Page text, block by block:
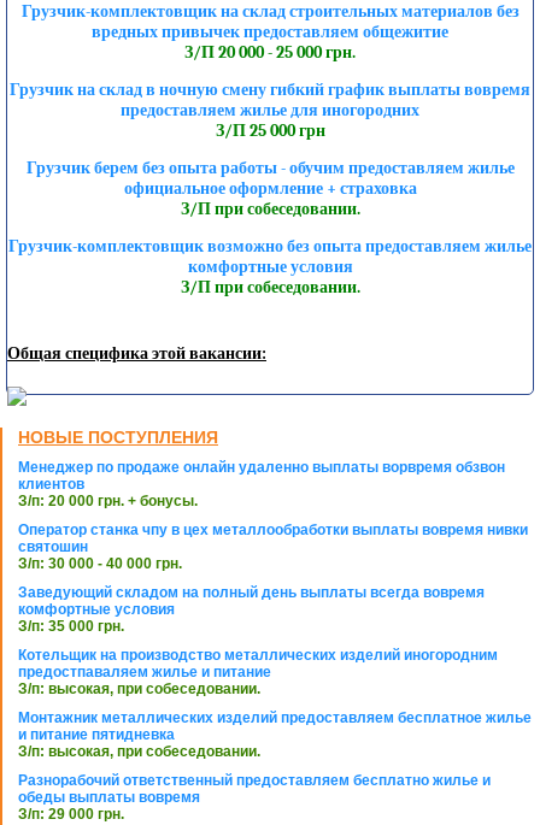
Грузчик-комплектовщик на склад строительных материалов без
вредных привычек предоставляем общежитие
З/П 20 000 - 25 000 грн.
Грузчик на склад в ночную смену гибкий график выплаты вовремя
предоставляем жилье для иногородних
З/П 25 000 грн
Грузчик берем без опыта работы - обучим предоставляем жилье
официальное оформление + страховка
З/П при собеседовании.
Грузчик-комплектовщик возможно без опыта предоставляем жилье
комфортные условия
З/П при собеседовании.
Общая специфика этой вакансии:
НОВЫЕ ПОСТУПЛЕНИЯ
Менеджер по продаже онлайн удаленно выплаты ворвремя обзвон
клиентов
З/п: 20 000 грн. + бонусы.
Оператор станка чпу в цех металлообработки выплаты вовремя нивки
святошин
З/п: 30 000 - 40 000 грн.
Заведующий складом на полный день выплаты всегда вовремя
комфортные условия
З/п: 35 000 грн.
Котельщик на производство металлических изделий иногородним
предостпаваляем жилье и питание
З/п: высокая, при собеседовании.
Монтажник металлических изделий предоставляем бесплатное жилье
и питание пятидневка
З/п: высокая, при собеседовании.
Разнорабочий ответственный предоставляем бесплатно жилье и
обеды выплаты вовремя
З/п: 29 000 грн.